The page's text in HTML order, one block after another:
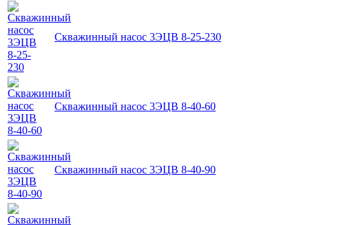
Скважинный насос 3ЭЦВ 8-25-230
Скважинный насос 3ЭЦВ 8-40-60
Скважинный насос 3ЭЦВ 8-40-90